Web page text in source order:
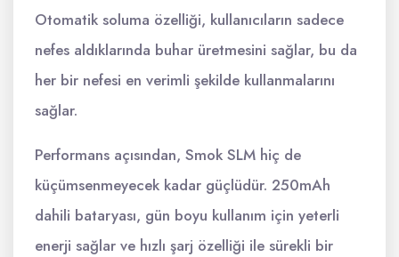
Otomatik soluma özelliği, kullanıcıların sadece
nefes aldıklarında buhar üretmesini sağlar, bu da
her bir nefesi en verimli şekilde kullanmalarını
sağlar.
Performans açısından, Smok SLM hiç de
küçümsenmeyecek kadar güçlüdür. 250mAh
dahili bataryası, gün boyu kullanım için yeterli
enerji sağlar ve hızlı şarj özelliği ile sürekli bir